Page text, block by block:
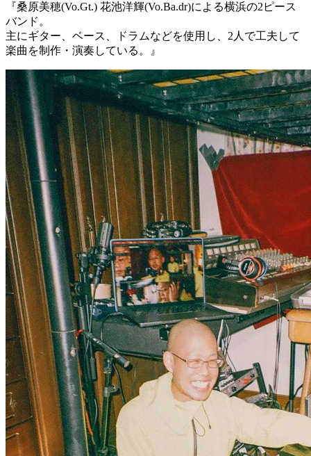
『桑原美穂(Vo.Gt.) 花池洋輝(Vo.Ba.dr)による横浜の2ピース
バンド。
主にギター、ベース、ドラムなどを使用し、2人で工夫して
楽曲を制作・演奏している。』